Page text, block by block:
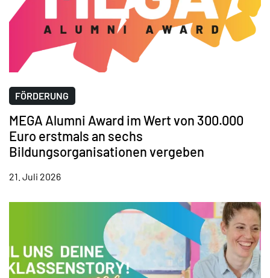
FÖRDERUNG
MEGA Alumni Award im Wert von 300.000
Euro erstmals an sechs
Bildungsorganisationen vergeben
21. Juli 2026